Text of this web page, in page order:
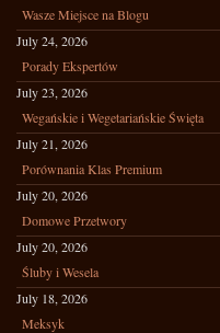
Wasze Miejsce na Blogu
July 24, 2026
Porady Ekspertów
July 23, 2026
Wegańskie i Wegetariańskie Święta
July 21, 2026
Porównania Klas Premium
July 20, 2026
Domowe Przetwory
July 20, 2026
Śluby i Wesela
July 18, 2026
Meksyk